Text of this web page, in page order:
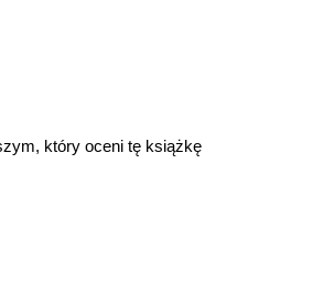
który oceni tę książkę